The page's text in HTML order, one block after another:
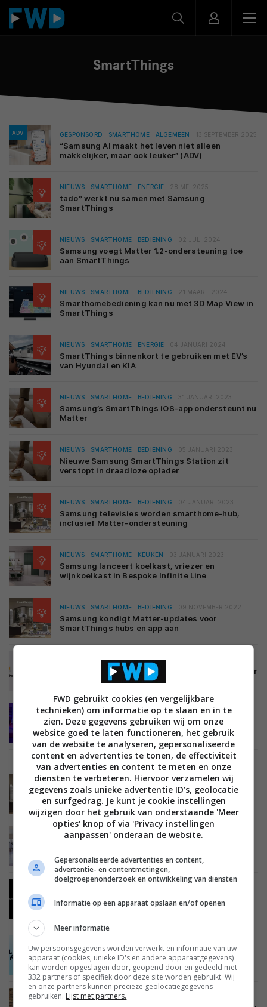
SmartThings
ADV GESPONSORD SMARTHOME ALGEMEEN 13 SEPTEMBER 2025
“Samsung AI maakt het leven niet alleen
makkelijker, maar ook leuker” (ADV)
NIEUWS SMARTHOME ENERGIE 28 MEI 2025
tado° werkt nu samen met Samsung
SmartThings
NIEUWS SMARTHOME BEDIENING 02 JULI 2024
Samsung voegt Matter 1.2-ondersteuning toe
aan SmartThings
NIEUWS SMARTHOME BEDIENING 21 MAART 2024
Smarthomebediening kan nu met 3D Map View in
SmartThings
NIEUWS SMARTHOME ENERGIE 04 JANUARI 2024
SmartThings binnenkort te gebruiken met EV’s
van Hyundai en KIA
NIEUWS SMARTHOME BEDIENING 31 JANUARI 2023
Samsung’s SmartThings iOS-app ondersteunt nu
Matter
NIEUWS SMARTHOME BEDIENING 05 JANUARI 2023
Nieuwe Samsung SmartThings Station zit
verstopt in draadloze oplader
NIEUWS SMARTHOME BEDIENING 04 JANUARI 2023
Samsung televisies worden smarthome-hub,
inclusief Matter-ondersteuning
NIEUWS SMARTHOME KEUKEN 03 JANUARI 2023
Samsung lanceert koelkast, vriezer en
wijnkoelkast in Bespoke Infinite Line
NIEUWS SMARTHOME BEDIENING 09 NOVEMBER 2022
Samsung kondigt Matter-updates voor
SmartThings hubs en app aan
SMARTHOME BEDIENING
SmartThings en Google werken nauw samen voor
Matter-ondersteuning
NIEUWS BEELD LCD LED TV'S 07 JULI 2022
‘Samsung TV’s krijgen ondersteuning voor
Philips Hue Sync’
NIEUWS SMARTHOME
BEDIENING
HUISHOUDELIJKE APPARATEN
23 JUNI 2022
Samsung introduceert SmartThings Home Life
TIPS EN ADVIES SMARTHOME
ALGEMEEN
Wat voor soort smart home-producten zijn er?
Samsung gaat SmartThings-hub inbouwen in
SMARTHOME BEDIENING 27 OKTOBER 2021
Samsung SmartThings gaat Matter
ondersteunen in het ecosysteem
NIEUWS SMARTHOME
FWD gebruikt cookies (en vergelijkbare
technieken) om informatie op te slaan en in te
zien. Deze gegevens gebruiken wij om onze
website goed te laten functioneren, het gebruik
van de website te analyseren, gepersonaliseerde
content en advertenties te tonen, de effectiviteit
van advertenties en content te meten en onze
diensten te verbeteren. Hiervoor verzamelen wij
gegevens zoals unieke advertentie ID’s, geolocatie
en surfgedrag. Je kunt je cookie instellingen
wijzigen door het gebruik van onderstaande 'Meer
opties' knop of via 'Privacy instellingen
aanpassen' onderaan de website.
Gepersonaliseerde advertenties en content,
advertentie- en contentmetingen,
doelgroepenonderzoek en ontwikkeling van diensten
Informatie op een apparaat opslaan en/of openen
Meer informatie
Uw persoonsgegevens worden verwerkt en informatie van uw
apparaat (cookies, unieke ID's en andere apparaatgegevens)
kan worden opgeslagen door, geopend door en gedeeld met
332 partners of specifiek door deze site worden gebruikt. Wij
en onze partners kunnen precieze geolocatiegegevens
gebruiken. Lijst met partners.